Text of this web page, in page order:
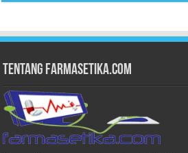
Tentang Farmasetika.com